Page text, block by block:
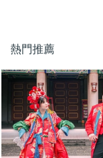
熱門推薦